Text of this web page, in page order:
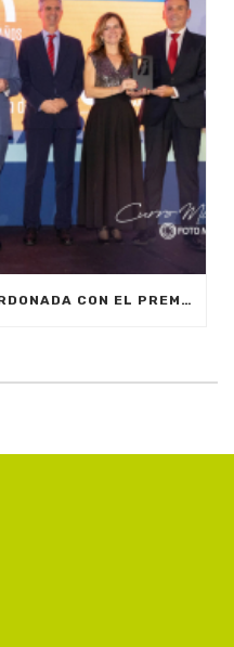
INTERNALIA GROUP, GALARDONADA CON EL PREMIO A LA INNOVACIÓN EN LOS XXIV PREMIOS EMPRESARIALES CIT MARBELLA 2024